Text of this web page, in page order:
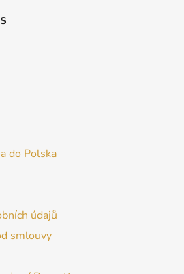
do Polska
údajů
smlouvy